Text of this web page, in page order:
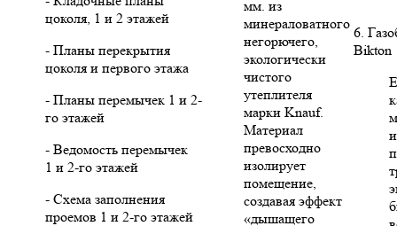
цоколя, 1 и 2 этажей
- Планы перекрытия
цоколя и первого этажа
- Планы перемычек 1 и 2-
го этажей
- Ведомость перемычек
1 и 2-го этажей
- Схема заполнения
проемов 1 и 2-го этажей
мм. из
минераловатного
негорючего,
экологически
чистого
утеплителя
марки Knauf.
Материал
превосходно
изолирует
помещение,
создавая эффект
«дышащего
6.
Bikton